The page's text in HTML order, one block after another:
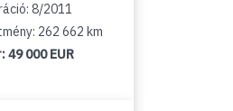
8/2011
262 662 km
49 000 EUR